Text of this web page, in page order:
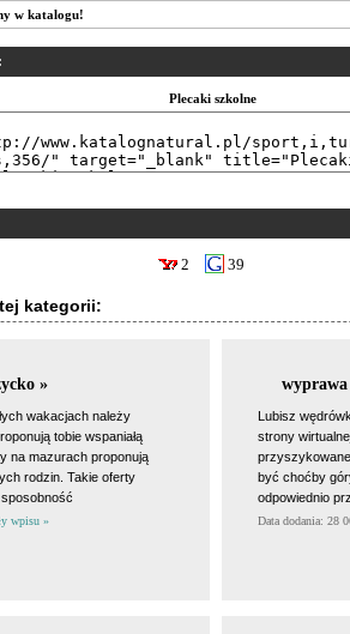
w katalogu!
Plecaki szkolne
2 39
kategorii:
»
wakacjach należy
tobie wspaniałą
na mazurach proponują
rodzin. Takie oferty
wpisu »
wyprawa
Lubisz
strony
być choćby
odpowiednio
Data dodania: 28